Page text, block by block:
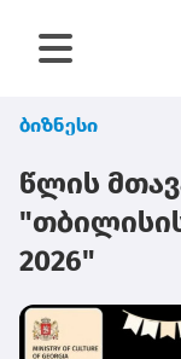
ბიზნესი
წლის
2026"